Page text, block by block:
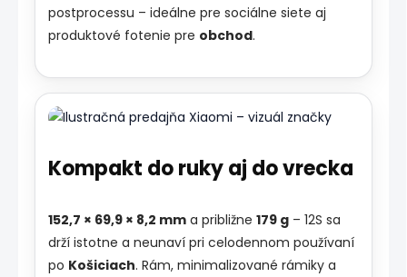
postprocessu – ideálne pre sociálne siete aj
produktové fotenie pre obchod.
Kompakt do ruky aj do vrecka
152,7 × 69,9 × 8,2 mma približne 179 g– 12S sa
drží istotne a neunaví pri celodennom používaní
po Košiciach. Rám, minimalizované rámiky a